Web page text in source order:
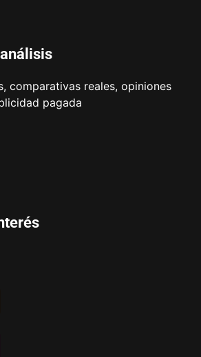
comparativas reales, opiniones
pagada